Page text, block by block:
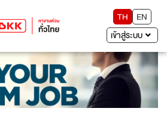
TH
EN
เข้าสู่ระบบ